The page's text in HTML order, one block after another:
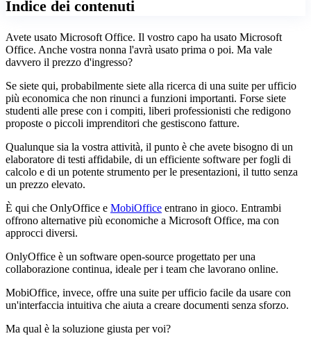
Indice dei contenuti
Avete usato Microsoft Office. Il vostro capo ha usato Microsoft
Office. Anche vostra nonna l'avrà usato prima o poi. Ma vale
davvero il prezzo d'ingresso?
Se siete qui, probabilmente siete alla ricerca di una suite per ufficio
più economica che non rinunci a funzioni importanti. Forse siete
studenti alle prese con i compiti, liberi professionisti che redigono
proposte o piccoli imprenditori che gestiscono fatture.
Qualunque sia la vostra attività, il punto è che avete bisogno di un
elaboratore di testi affidabile, di un efficiente software per fogli di
calcolo e di un potente strumento per le presentazioni, il tutto senza
un prezzo elevato.
È qui che OnlyOffice e MobiOffice entrano in gioco. Entrambi
offrono alternative più economiche a Microsoft Office, ma con
approcci diversi.
OnlyOffice è un software open-source progettato per una
collaborazione continua, ideale per i team che lavorano online.
MobiOffice, invece, offre una suite per ufficio facile da usare con
un'interfaccia intuitiva che aiuta a creare documenti senza sforzo.
Ma qual è la soluzione giusta per voi?